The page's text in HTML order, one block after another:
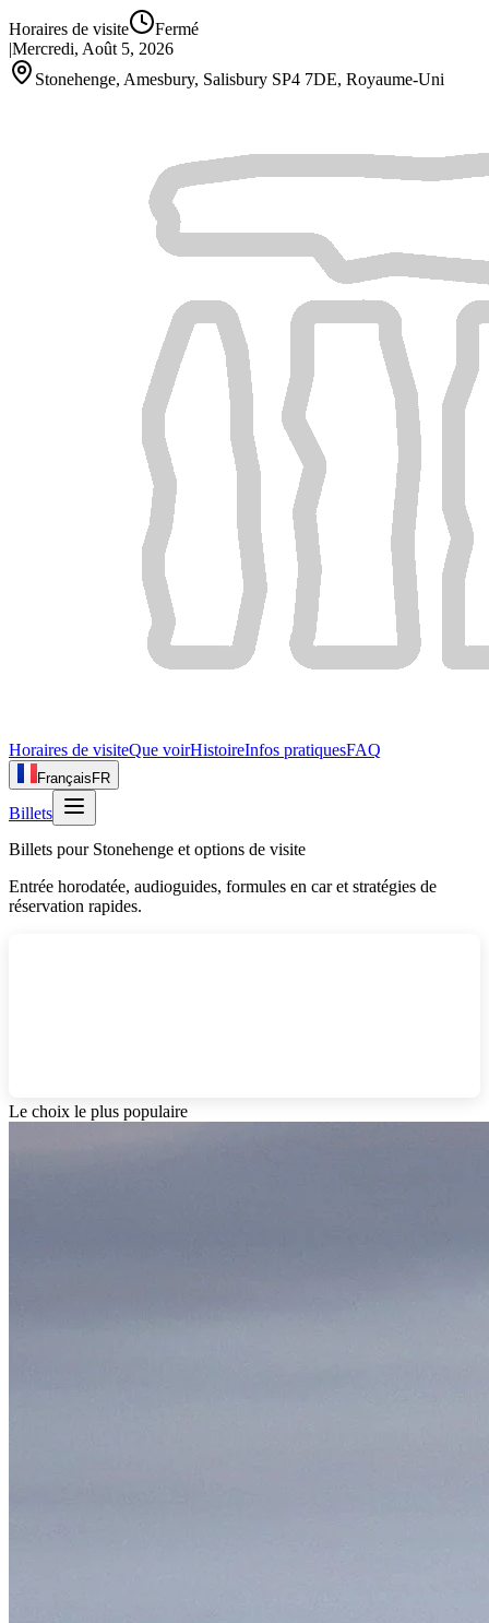
Horaires de visite
Fermé
|Mercredi, Août 5, 2026
Stonehenge, Amesbury, Salisbury SP4 7DE, Royaume‑Uni
Horaires de visiteQue voirHistoireInfos pratiquesFAQ
Français FR
Billets
Billets pour Stonehenge et options de visite
Entrée horodatée, audioguides, formules en car et stratégies de
réservation rapides.
Le choix le plus populaire